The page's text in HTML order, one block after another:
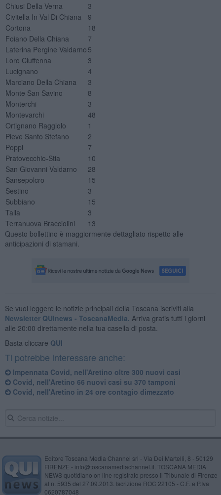
Chiusi Della Verna
3
Civitella In Val Di Chiana
9
Cortona
18
Foiano Della Chiana
7
Laterina Pergine Valdarno 5
Loro Ciuffenna
3
Lucignano
4
Marciano Della Chiana
3
Monte San Savino
8
Monterchi
3
Montevarchi
48
Ortignano Raggiolo
1
Pieve Santo Stefano
2
Poppi
7
Pratovecchio-Stia
10
San Giovanni Valdarno
28
Sansepolcro
15
Sestino
3
Subbiano
15
Talla
3
Terranuova Bracciolini
13
Questo bollettino è maggiormente dettagliato rispetto alle
anticipazioni di stamani.
Se vuoi leggere le notizie principali della Toscana iscriviti alla
Newsletter QUInews - ToscanaMedia. Arriva gratis tutti i giorni
alle 20:00 direttamente nella tua casella di posta.
Basta cliccare QUI
Ti potrebbe interessare anche:
Impennata Covid, nell'Aretino oltre 300 nuovi casi
Covid, nell'Aretino 66 nuovi casi su 370 tamponi
Covid, nell'Aretino in 24 ore contagio dimezzato
Editore Toscana Media Channel srl - Via Dei Martelli, 8 - 50129
FIRENZE - info@toscanamediachannel.it. TOSCANA MEDIA
NEWS quotidiano on line registrato presso il Tribunale di Firenze
al n. 5935 del 27.09.2013. Iscrizione ROC 22105 - C.F. e P.Iva
0620787048